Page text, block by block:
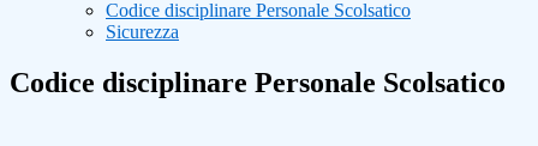
Codice disciplinare Personale Scolsatico
Sicurezza
Codice disciplinare Personale Scolsatico